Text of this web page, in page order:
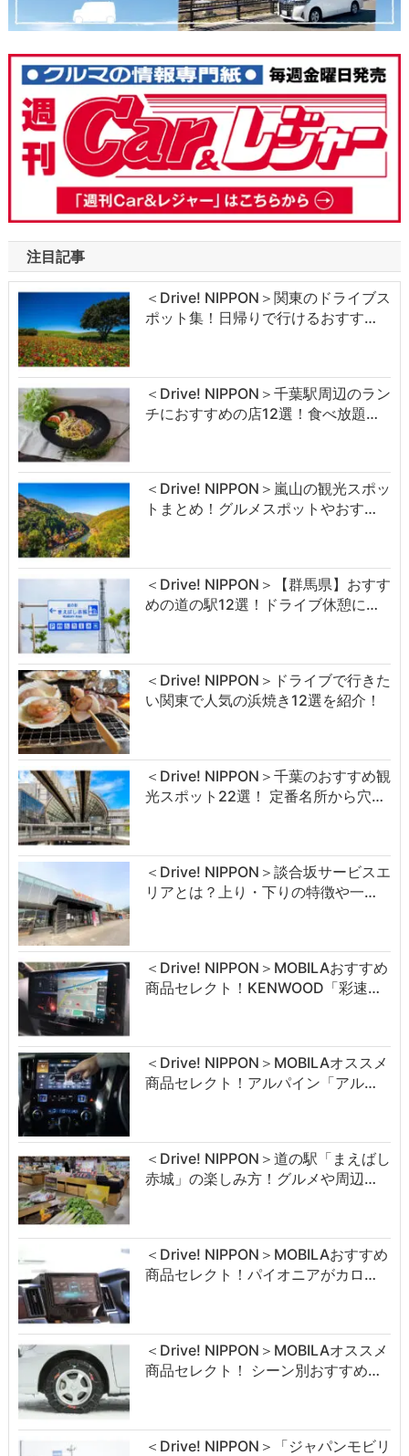
注目記事
＜Drive! NIPPON＞関東のドライブス
ポット集！日帰りで行けるおすす…
＜Drive! NIPPON＞千葉駅周辺のラン
チにおすすめの店12選！食べ放題…
＜Drive! NIPPON＞嵐山の観光スポッ
トまとめ！グルメスポットやおす…
＜Drive! NIPPON＞【群馬県】おすす
めの道の駅12選！ドライブ休憩に…
＜Drive! NIPPON＞ドライブで行きた
い関東で人気の浜焼き12選を紹介！
＜Drive! NIPPON＞千葉のおすすめ観
光スポット22選！ 定番名所から穴…
＜Drive! NIPPON＞談合坂サービスエ
リアとは？上り・下りの特徴や一…
＜Drive! NIPPON＞MOBILAおすすめ
商品セレクト！KENWOOD「彩速…
＜Drive! NIPPON＞MOBILAオススメ
商品セレクト！アルパイン「アル…
＜Drive! NIPPON＞道の駅「まえばし
赤城」の楽しみ方！グルメや周辺…
＜Drive! NIPPON＞MOBILAおすすめ
商品セレクト！パイオニアがカロ…
＜Drive! NIPPON＞MOBILAオススメ
商品セレクト！ シーン別おすすめ…
＜Drive! NIPPON＞「ジャパンモビリ